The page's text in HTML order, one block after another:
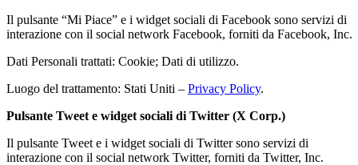
Il pulsante “Mi Piace” e i widget sociali di Facebook sono servizi di
interazione con il social network Facebook, forniti da Facebook, Inc.
Dati Personali trattati: Cookie; Dati di utilizzo.
Luogo del trattamento: Stati Uniti – Privacy Policy.
Pulsante Tweet e widget sociali di Twitter (X Corp.)
Il pulsante Tweet e i widget sociali di Twitter sono servizi di
interazione con il social network Twitter, forniti da Twitter, Inc.